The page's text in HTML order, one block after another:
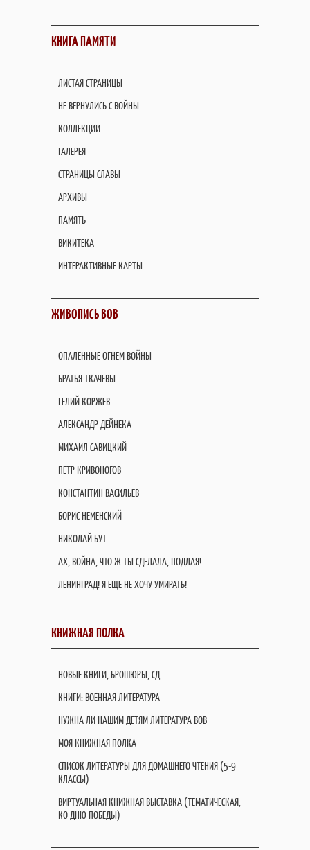
КНИГА ПАМЯТИ
ЛИСТАЯ СТРАНИЦЫ
НЕ ВЕРНУЛИСЬ С ВОЙНЫ
КОЛЛЕКЦИИ
ГАЛЕРЕЯ
СТРАНИЦЫ СЛАВЫ
АРХИВЫ
ПАМЯТЬ
ВИКИТЕКА
ИНТЕРАКТИВНЫЕ КАРТЫ
ЖИВОПИСЬ ВОВ
ОПАЛЕННЫЕ ОГНЕМ ВОЙНЫ
БРАТЬЯ ТКАЧЕВЫ
ГЕЛИЙ КОРЖЕВ
АЛЕКСАНДР ДЕЙНЕКА
МИХАИЛ САВИЦКИЙ
ПЕТР КРИВОНОГОВ
КОНСТАНТИН ВАСИЛЬЕВ
БОРИС НЕМЕНСКИЙ
НИКОЛАЙ БУТ
АХ, ВОЙНА, ЧТО Ж ТЫ СДЕЛАЛА, ПОДЛАЯ!
ЛЕНИНГРАД! Я ЕЩЕ НЕ ХОЧУ УМИРАТЬ!
КНИЖНАЯ ПОЛКА
НОВЫЕ КНИГИ, БРОШЮРЫ, СД
КНИГИ: ВОЕННАЯ ЛИТЕРАТУРА
НУЖНА ЛИ НАШИМ ДЕТЯМ ЛИТЕРАТУРА ВОВ
МОЯ КНИЖНАЯ ПОЛКА
СПИСОК ЛИТЕРАТУРЫ ДЛЯ ДОМАШНЕГО ЧТЕНИЯ (5-9
КЛАССЫ)
ВИРТУАЛЬНАЯ КНИЖНАЯ ВЫСТАВКА (ТЕМАТИЧЕСКАЯ,
КО ДНЮ ПОБЕДЫ)